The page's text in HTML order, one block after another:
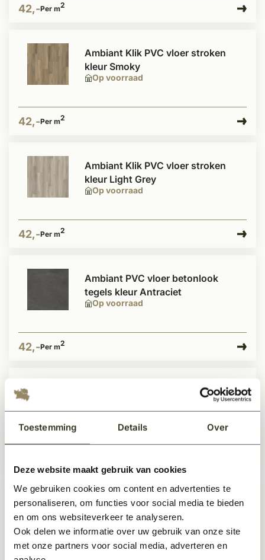
Toestemming Details Over
Deze website maakt gebruik van cookies
We gebruiken cookies om content en advertenties te
personaliseren, om functies voor social media te bieden
en om ons websiteverkeer te analyseren.
Ook delen we informatie over uw gebruik van onze site
met onze partners voor social media, adverteren en
42,-Per m2
Op voorraad
Ambiant Klik PVC vloer stroken
kleur Smoky
42,-Per m2
Op voorraad
Ambiant Klik PVC vloer stroken
kleur Light Grey
42,-Per m2
Op voorraad
Ambiant PVC vloer betonlook
tegels kleur Antraciet
42,-Per m2
Ambiant PVC vloer betonlook
Op voorraad
Ambiant Plak PVC vloer stroken
kleur Dark Grey